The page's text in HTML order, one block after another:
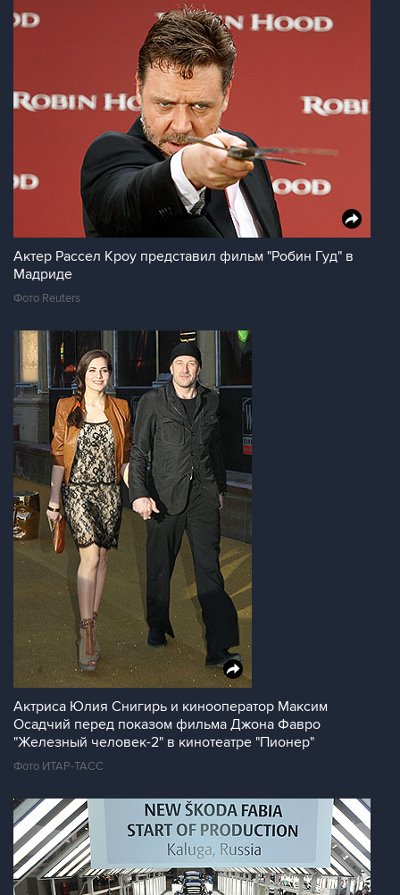
Актер Рассел Кроу представил фильм "Робин Гуд" в
Мадриде
Фото Reuters
Актриса Юлия Снигирь и кинооператор Максим
Осадчий перед показом фильма Джона Фавро
"Железный человек-2" в кинотеатре "Пионер"
Фото ИТАР-ТАСС